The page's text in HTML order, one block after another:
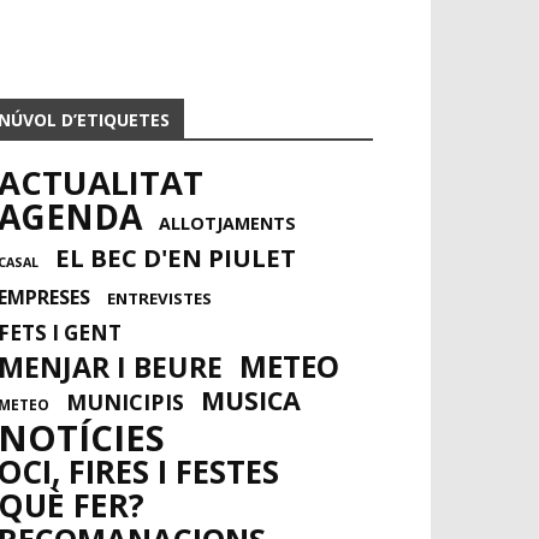
D’ETIQUETES
ALLOTJAMENTS
EL BEC D'EN PIULET
ENTREVISTES
I GENT
I BEURE METEO
MUNICIPIS MUSICA
FIRES I FESTES
FER?